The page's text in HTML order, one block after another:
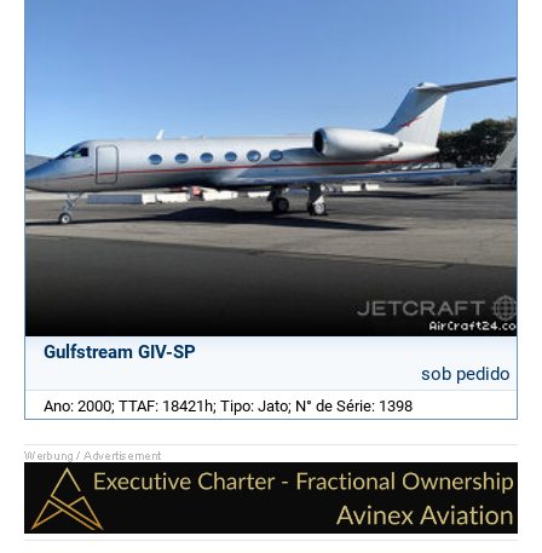
Gulfstream GIV-SP
sob pedido
Ano: 2000; TTAF: 18421h; Tipo: Jato; N° de Série: 1398